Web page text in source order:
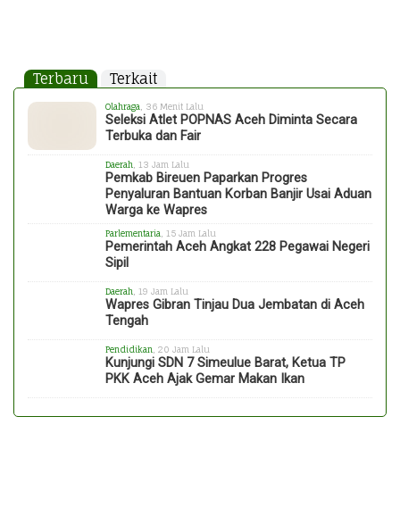
Terbaru Terkait
Olahraga , 36 Menit Lalu
Seleksi Atlet POPNAS Aceh Diminta Secara
Terbuka dan Fair
Daerah , 13 Jam Lalu
Pemkab Bireuen Paparkan Progres
Penyaluran Bantuan Korban Banjir Usai Aduan
Warga ke Wapres
Parlementaria , 15 Jam Lalu
Pemerintah Aceh Angkat 228 Pegawai Negeri
Sipil
Daerah , 19 Jam Lalu
Wapres Gibran Tinjau Dua Jembatan di Aceh
Tengah
Pendidikan , 20 Jam Lalu
Kunjungi SDN 7 Simeulue Barat, Ketua TP
PKK Aceh Ajak Gemar Makan Ikan